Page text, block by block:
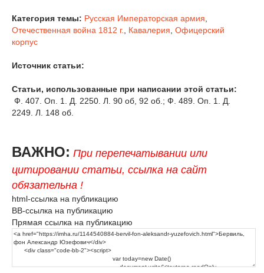
Категория темы: Русская Императорская армия
Отечественная война 1812 г.
Кавалерия Офицерский
корпус
Источник статьи:
Статьи, использованные при написании этой статьи:
Ф. 407. Оп. 1. Д. 2250. Л. 90 об, 92 об.; Ф. 489. Оп. 1. Д.
2249. Л. 148 об.
ВАЖНО: При перепечатывании или
цитировании статьи, ссылка на сайт
обязательна !
html-ссылка на публикацию
BB-ссылка на публикацию
Прямая ссылка на публикацию